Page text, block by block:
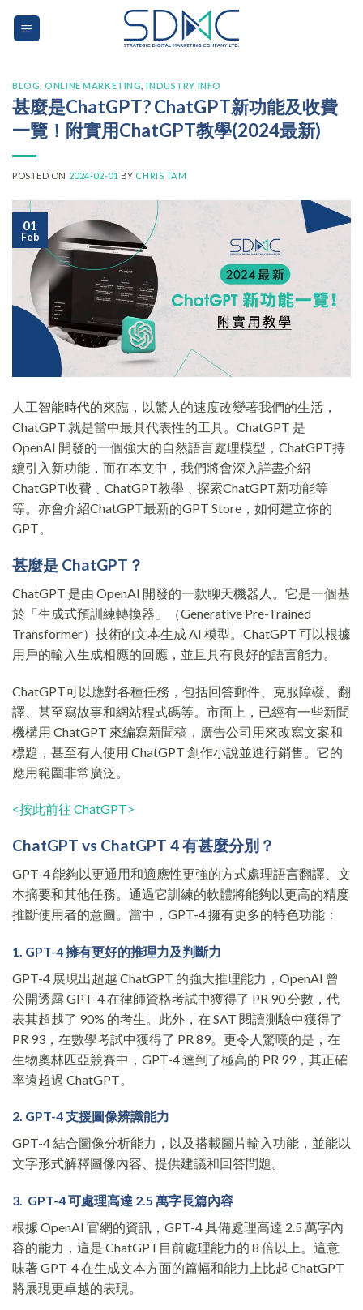
BLOG ,ONLINE MARKETING ,INDUSTRY INFO
甚麼是ChatGPT? ChatGPT新功能及收費
一覽！附實用ChatGPT教學(2024最新)
POSTED ON 2024-02-01 BY CHRIS TAM
01
Feb
人工智能時代的來臨，以驚人的速度改變著我們的生活，
ChatGPT 就是當中最具代表性的工具。ChatGPT 是
OpenAI 開發的一個強大的自然語言處理模型，ChatGPT持
續引入新功能，而在本文中，我們將會深入詳盡介紹
ChatGPT收費﹑ChatGPT教學﹑探索ChatGPT新功能等
等。亦會介紹ChatGPT最新的GPT Store，如何建立你的
GPT。
甚麼是 ChatGPT？
ChatGPT 是由 OpenAI 開發的一款聊天機器人。它是一個基
於「生成式預訓練轉換器」（Generative Pre-Trained
Transformer）技術的文本生成 AI 模型。ChatGPT 可以根據
用戶的輸入生成相應的回應，並且具有良好的語言能力。
ChatGPT可以應對各種任務，包括回答郵件、克服障礙、翻
譯、甚至寫故事和網站程式碼等。市面上，已經有一些新聞
機構用 ChatGPT 來編寫新聞稿，廣告公司用來改寫文案和
標題，甚至有人使用 ChatGPT 創作小說並進行銷售。它的
應用範圍非常廣泛。
<按此前往 ChatGPT>
ChatGPT vs ChatGPT 4 有甚麼分別？
GPT-4 能夠以更通用和適應性更強的方式處理語言翻譯、文
本摘要和其他任務。通過它訓練的軟體將能夠以更高的精度
推斷使用者的意圖。當中，GPT-4 擁有更多的特色功能：
1. GPT-4 擁有更好的推理力及判斷力
GPT-4 展現出超越 ChatGPT 的強大推理能力，OpenAI 曾
公開透露 GPT-4 在律師資格考試中獲得了 PR 90 分數，代
表其超越了 90% 的考生。此外，在 SAT 閱讀測驗中獲得了
PR 93，在數學考試中獲得了 PR 89。更令人驚嘆的是，在
生物奧林匹亞競賽中，GPT-4 達到了極高的 PR 99，其正確
率遠超過 ChatGPT。
2. GPT-4 支援圖像辨識能力
GPT-4 結合圖像分析能力，以及搭載圖片輸入功能，並能以
文字形式解釋圖像內容、提供建議和回答問題。
3. GPT-4 可處理高達 2.5 萬字長篇內容
根據 OpenAI 官網的資訊，GPT-4 具備處理高達 2.5 萬字內
容的能力，這是 ChatGPT目前處理能力的 8 倍以上。這意
味著 GPT-4 在生成文本方面的篇幅和能力上比起 ChatGPT
將展現更卓越的表現。